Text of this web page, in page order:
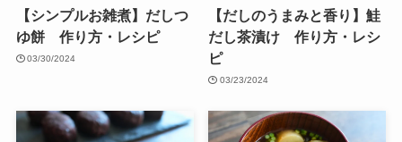
【シンプルお雑煮】だしつ
ゆ餅 作り方・レシピ
03/30/2024
【だしのうまみと香り】鮭
だし茶漬け 作り方・レシ
ピ
03/23/2024